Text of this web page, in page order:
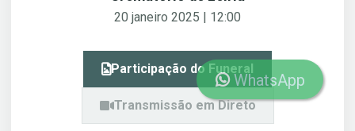
20 janeiro 2025 | 12:00
Participação do Funeral
Transmissão em Direto
WhatsApp